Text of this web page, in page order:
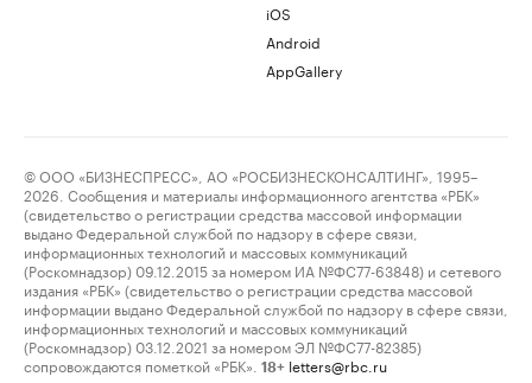
iOS
Android
AppGallery
© ООО «БИЗНЕСПРЕСС», АО «РОСБИЗНЕСКОНСАЛТИНГ», 1995–
2026. Сообщения и материалы информационного агентства «РБК»
(свидетельство о регистрации средства массовой информации
выдано Федеральной службой по надзору в сфере связи,
информационных технологий и массовых коммуникаций
(Роскомнадзор) 09.12.2015 за номером ИА №ФС77-63848) и сетевого
издания «РБК» (свидетельство о регистрации средства массовой
информации выдано Федеральной службой по надзору в сфере связи,
информационных технологий и массовых коммуникаций
(Роскомнадзор) 03.12.2021 за номером ЭЛ №ФС77-82385)
сопровождаются пометкой «РБК».
18+ letters@rbc.ru